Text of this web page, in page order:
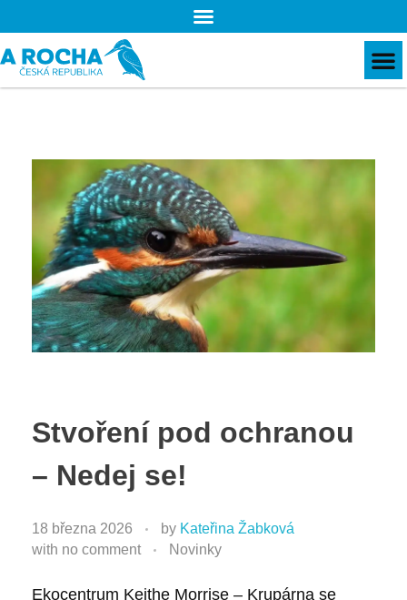
Stvoření pod ochranou
– Nedej se!
18 března 2026 by Kateřina Žabková
with no comment Novinky
Ekocentrum Keithe Morrise – Krupárna se